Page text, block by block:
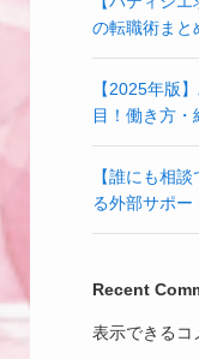
の転職術まと
【2025年版
目！働き方
【誰にも相
る外部サポー
Recent
表示できるコ